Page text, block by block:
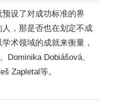
设了对成功标准的界
，那是否也在划定不成
术领域的成就来衡量，
Dominika Dobiášová、
Zapletal等。